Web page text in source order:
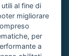
al fine di
migliorare
per
a